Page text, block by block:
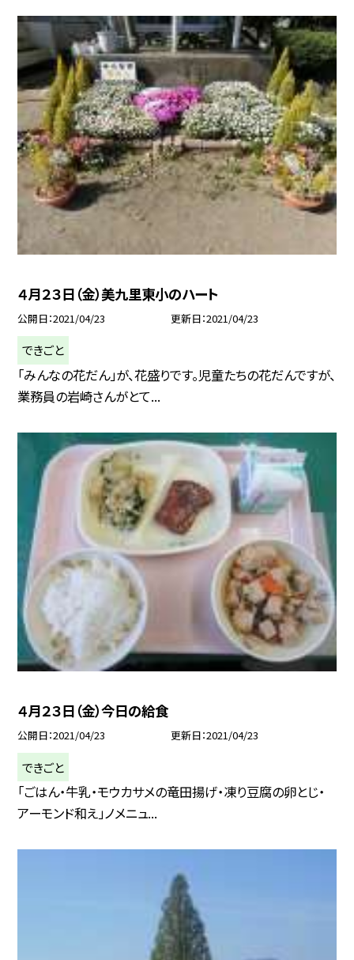
４月２３日（金）美九里東小のハート
公開日 2021/04/23 更新日 2021/04/23
できごと
「みんなの花だん」が、花盛りです。児童たちの花だんですが、
業務員の岩崎さんがとて...
４月２３日（金）今日の給食
公開日 2021/04/23 更新日 2021/04/23
できごと
「ごはん・牛乳・モウカサメの竜田揚げ・凍り豆腐の卵とじ・
アーモンド和え」ノメニュ...